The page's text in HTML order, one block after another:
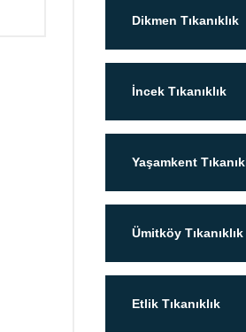
Dikmen Tıkanıklık
İncek Tıkanıklık
Yaşamkent
Ümitköy Tıkanıklık
Etlik Tıkanıklık